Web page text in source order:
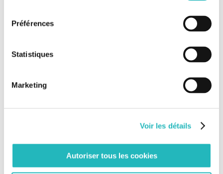
Préférences
Statistiques
Marketing
Voir les détails
Autoriser tous les cookies
Une fois les tous derniers éléments mis en place (comme
les sièges de l’équipementier Compin par exemple),
testée (étanchéité, fonctionnement électrique,
commandes, etc).
strapontins, des espaces bagages, vélos, etc et
Au-delà des tests effectués en usine sur le site de
Crespin, les tests en conditions réelles débuteront d’ici